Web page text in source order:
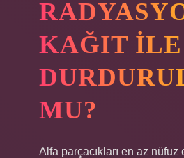
KAĞIT ILE
MU?
Alfa parçacıkları en az nüfuz